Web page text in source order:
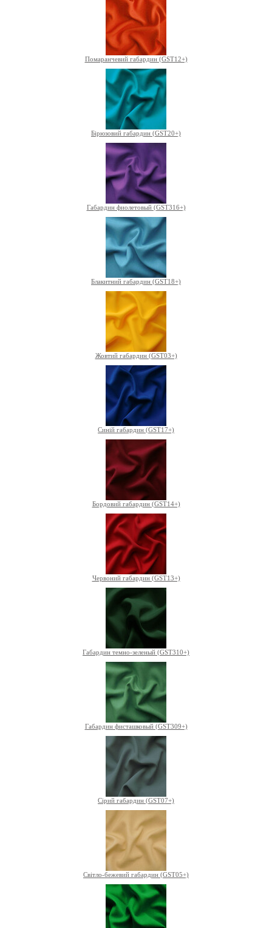
Помаранчевий габардин (GST12+)
Бірюзовий габардин (GST20+)
Габардин фиолетовый (GST316+)
Блакитний габардин (GST18+)
Жовтий габардин (GST03+)
Синій габардин (GST17+)
Бордовий габардин (GST14+)
Червоний габардин (GST13+)
Габардин темно-зеленый (GST310+)
Габардин фисташковый (GST309+)
Сірий габардин (GST07+)
Світло-бежевий габардин (GST05+)